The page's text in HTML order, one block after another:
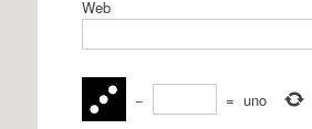
Web
− = uno